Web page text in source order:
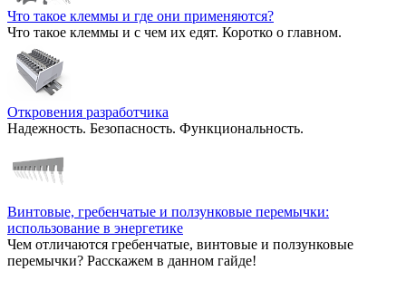
Что такое клеммы и где они применяются?
Что такое клеммы и с чем их едят. Коротко о главном.
Откровения разработчика
Надежность. Безопасность. Функциональность.
Винтовые, гребенчатые и ползунковые перемычки:
использование в энергетике
Чем отличаются гребенчатые, винтовые и ползунковые
перемычки? Расскажем в данном гайде!